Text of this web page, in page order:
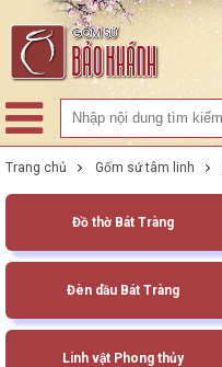
Trang chủ Gốm sứ tâm linh
Đồ thờ Bát Tràng
Đèn dầu Bát Tràng
Linh vật Phong thủy